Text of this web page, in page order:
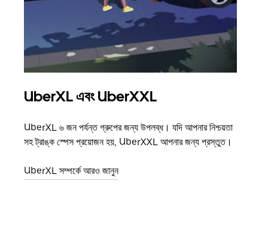
UberXL এবং UberXXL
UberXL ৬ জন পর্যন্ত গ্রুপের জন্য উপলব্ধ। যদি আপনার নিশ্চয়তা
সহ ট্রাঙ্ক স্পেস প্রয়োজন হয়, UberXXL আপনার জন্য প্রস্তুত।
UberXL সম্পর্কে আরও জানুন